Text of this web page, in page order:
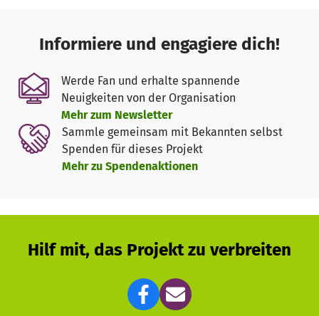
Informiere und engagiere dich!
Werde Fan und erhalte spannende
Neuigkeiten von der Organisation
Mehr zum Newsletter
Sammle gemeinsam mit Bekannten selbst
Spenden für dieses Projekt
Mehr zu Spendenaktionen
Hilf mit, das Projekt zu verbreiten